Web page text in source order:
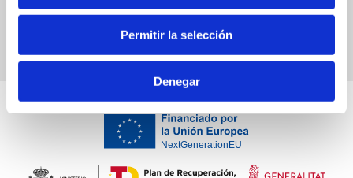
Permitir la selección
Denegar